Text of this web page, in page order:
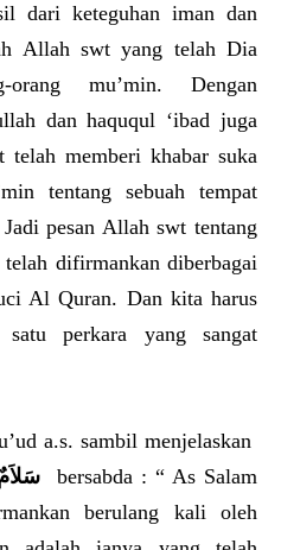
dari keteguhan iman dan
Allah swt yang telah Dia
orang mu’min. Dengan
dan haququl ‘ibad juga
memberi khabar suka
tentang sebuah tempat
pesan Allah swt tentang
difirmankan diberbagai
Al Quran. Dan kita harus
satu perkara yang sangat
a.s. sambil menjelaskan
bersabda : “ As Salam
berulang kali oleh